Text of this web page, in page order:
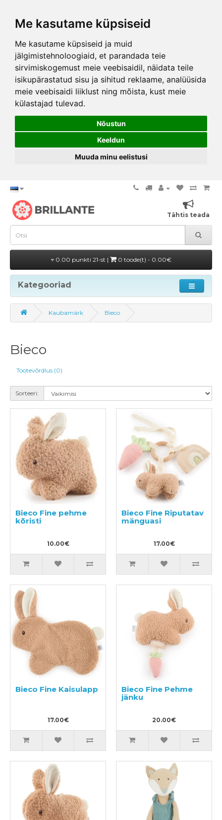
Me kasutame küpsiseid
Me kasutame küpsiseid ja muid
jälgimistehnoloogiaid, et parandada teie
sirvimiskogemust meie veebisaidil, näidata teile
isikupärastatud sisu ja sihitud reklaame, analüüsida
meie veebisaidi liiklust ning mõista, kust meie
külastajad tulevad.
Nõustun
Keeldun
Muuda minu eelistusi
Tähtis teada
0.00 punkti 21-st | 0 toode(t) - 0.00€
Kategooriad
Kaubamärk Bieco
Bieco
Tootevõrdlus (0)
Sorteeri:
Bieco Fine pehme
kõristi
10.00€
Bieco Fine Riputatav
mänguasi
17.00€
Bieco Fine Kaisulapp
17.00€
Bieco Fine Pehme
jänku
20.00€